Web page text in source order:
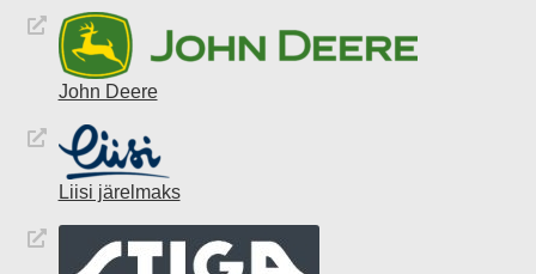
John Deere
Liisi järelmaks